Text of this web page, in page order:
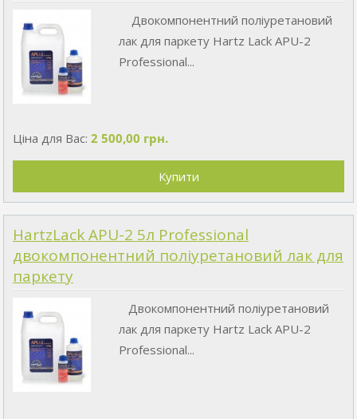
Двокомпонентний поліуретановий
лак для паркету Hartz Lack APU-2
Professional...
Ціна для Вас: 2 500,00 грн.
HartzLack APU-2 5л Professional
двокомпонентний поліуретановий лак для
паркету
Двокомпонентний поліуретановий
лак для паркету Hartz Lack APU-2
Professional...